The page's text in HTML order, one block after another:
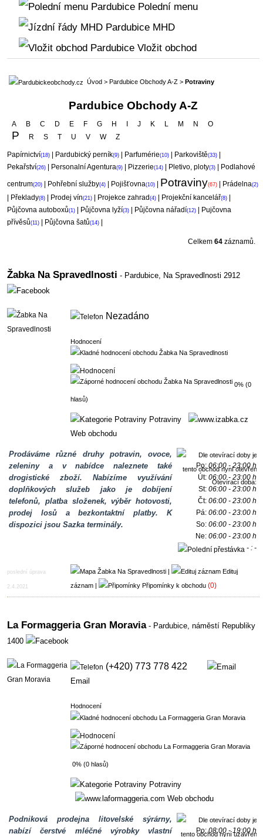
Polední menu
MHD
Vložit obchod
Úvod >Pardubice Obchody A-Z >Potraviny
Pardubice Obchody A-Z
A B C D E F G H J K L M N O
P R S T U V W Z
Papírnictví(18) Pardubický perník(9) Parfumérie(10) Parkoviště(33)
Pekařství(26) Personalní Agentura(9) Pizzerie(14) Pletivo, ploty(3) Podlahové
centrum(20) Pohřební služby(4) Pojišťovna(10) Potraviny(67) Prádelna(2)
Překlady(8) Prodej vín(21) Projekce zahrad(4) Projekční kancelář(8)
Půjčovna autoboxů(1) Půjčovna lyží(3) Půjčovna nářadí(12)
Pujčovna
přívěsů(11) Půjčovna šatů(14)
Celkem 64záznamů.
Žabka Na Spravedlnosti - Pardubice, Na Spravedlnosti 2912
Nezadáno
Hodnocení
0% (0
hlasů)
Potraviny
Web obchodu
Prodáváme různé druhy potravin, ovoce,
zeleniny a v nabídce naleznete také
drogistické zboží. Nabízíme využívání
doplňkových služeb jako je dobíjení
telefonů, platba složenek, výběr hotovosti,
prodej losů a bezkontaktní platby. K
dispozici jsou Sazka terminály.
Otevírací doba:
Po:06:00 - 23:00 h
Út:06:00 - 23:00 h
St:06:00 - 23:00 h
Čt:06:00 - 23:00 h
Pá:06:00 - 23:00 h
So:06:00 - 23:00 h
Ne:06:00 - 23:00 h
- : -
poslední úprava
2.4.2021
|
Edituj
záznam| Připomínky k obchodu (0)
La Formaggeria Gran Moravia- Pardubice,náměstí Republiky
1400
(+420) 773 778 422
Email
Hodnocení
0% (0 hlasů)
Potraviny
Web obchodu
Podniková prodejna litovelské sýrárny,
nabízí čerstvé mléčné výrobky vlastní
Po:08:00 - 19:00 h